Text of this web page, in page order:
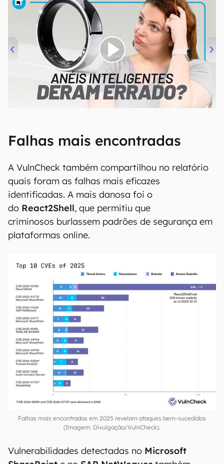
00:00/21:11
Falhas mais encontradas
A VulnCheck também compartilhou no relatório
quais foram as falhas mais eficazes
identificadas. A mais danosa foi o
do React2Shell, que permitiu que
criminosos burlassem padrões de segurança em
plataformas online.
Falhas mais encontradas em 2025 revelam ataques bem-sucedidos
(Imagem: Divulgação/VulnCheck).
Vulnerabilidades detectadas no Microsoft